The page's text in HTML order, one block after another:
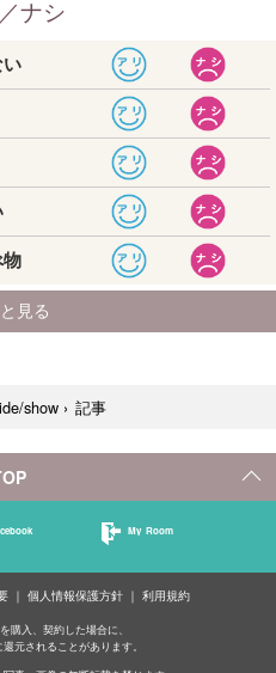
show › 記事
My Room
個人情報保護方針 利用規約
購入、契約した場合に、
元されることがあります。